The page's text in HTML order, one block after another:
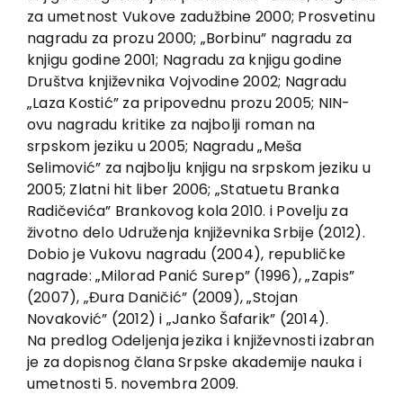
za umetnost Vukove zadužbine 2000; Prosvetinu
nagradu za prozu 2000; „Borbinu” nagradu za
knjigu godine 2001; Nagradu za knjigu godine
Društva književnika Vojvodine 2002; Nagradu
„Laza Kostić” za pripovednu prozu 2005; NIN-
ovu nagradu kritike za najbolji roman na
srpskom jeziku u 2005; Nagradu „Meša
Selimović” za najbolju knjigu na srpskom jeziku u
2005; Zlatni hit liber 2006; „Statuetu Branka
Radičevića” Brankovog kola 2010. i Povelju za
životno delo Udruženja književnika Srbije (2012).
Dobio je Vukovu nagradu (2004), republičke
nagrade: „Milorad Panić Surep” (1996), „Zapis”
(2007), „Đura Daničić” (2009), „Stojan
Novaković” (2012) i „Janko Šafarik” (2014).
Na predlog Odeljenja jezika i književnosti izabran
je za dopisnog člana Srpske akademije nauka i
umetnosti 5. novembra 2009.